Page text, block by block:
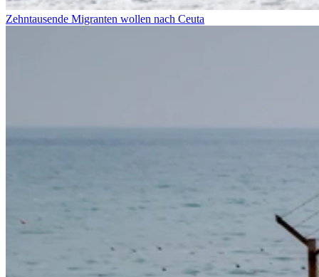
Zehntausende Migranten wollen nach Ceuta